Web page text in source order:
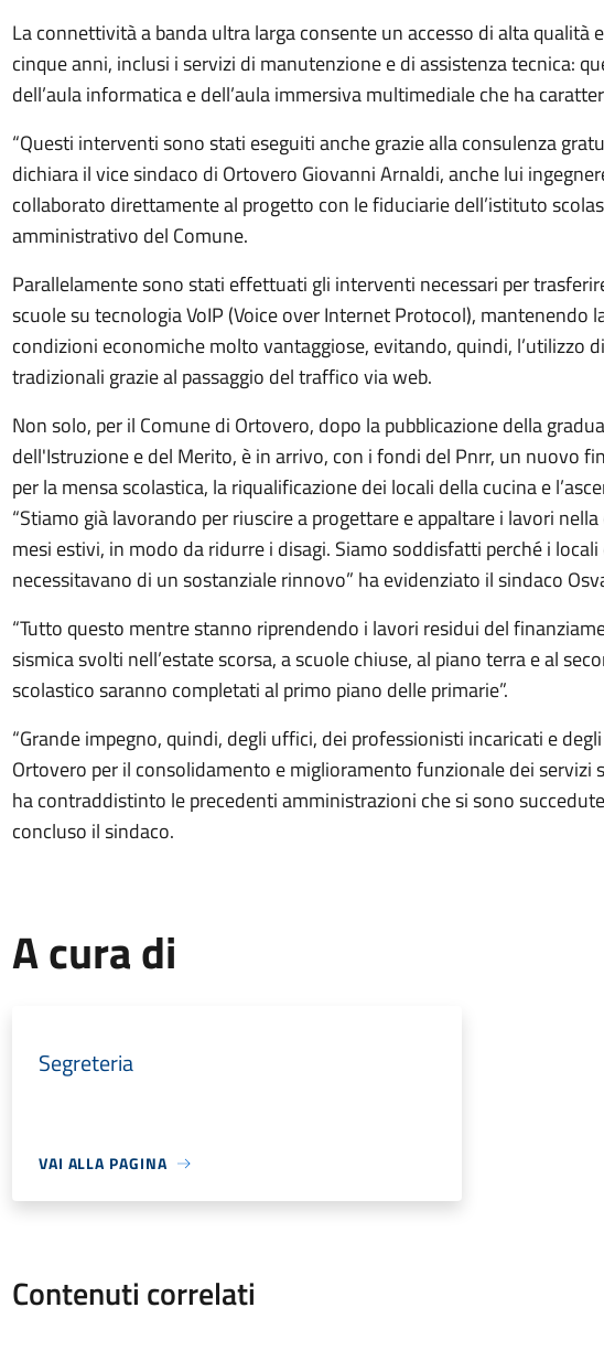
La connettività a banda ultra larga consente un accesso di alta qualità
cinque anni, inclusi i servizi di manutenzione e di assistenza tecnica:
dell’aula informatica e dell’aula immersiva multimediale che ha
“Questi interventi sono stati eseguiti anche grazie alla consulenza
dichiara il vice sindaco di Ortovero Giovanni Arnaldi, anche lui
collaborato direttamente al progetto con le fiduciarie dell’istituto
amministrativo del Comune.
Parallelamente sono stati effettuati gli interventi necessari per
scuole su tecnologia VoIP (Voice over Internet Protocol), mantenendo
condizioni economiche molto vantaggiose, evitando, quindi, l’utilizzo
tradizionali grazie al passaggio del traffico via web.
Non solo, per il Comune di Ortovero, dopo la pubblicazione della
dell'Istruzione e del Merito, è in arrivo, con i fondi del Pnrr, un nuovo
per la mensa scolastica, la riqualificazione dei locali della cucina e
“Stiamo già lavorando per riuscire a progettare e appaltare i lavori
mesi estivi, in modo da ridurre i disagi. Siamo soddisfatti perché i
necessitavano di un sostanziale rinnovo” ha evidenziato il sindaco
“Tutto questo mentre stanno riprendendo i lavori residui del
sismica svolti nell’estate scorsa, a scuole chiuse, al piano terra e al
scolastico saranno completati al primo piano delle primarie”.
“Grande impegno, quindi, degli uffici, dei professionisti incaricati e
Ortovero per il consolidamento e miglioramento funzionale dei servizi
ha contraddistinto le precedenti amministrazioni che si sono
concluso il sindaco.
A cura di
Segreteria
VAI ALLA PAGINA
Contenuti correlati